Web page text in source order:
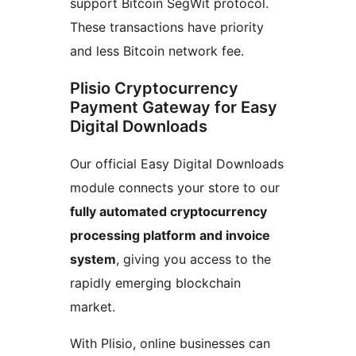
support Bitcoin SegWit protocol.
These transactions have priority
and less Bitcoin network fee.
Plisio Cryptocurrency
Payment Gateway for Easy
Digital Downloads
Our official Easy Digital Downloads
module connects your store to our
fully automated cryptocurrency
processing platform and invoice
system, giving you access to the
rapidly emerging blockchain
market.
With Plisio, online businesses can